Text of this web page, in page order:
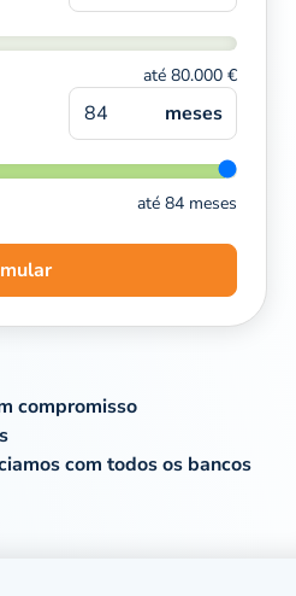
até 80.000 €
meses
até 84 meses
compromisso
com todos os bancos